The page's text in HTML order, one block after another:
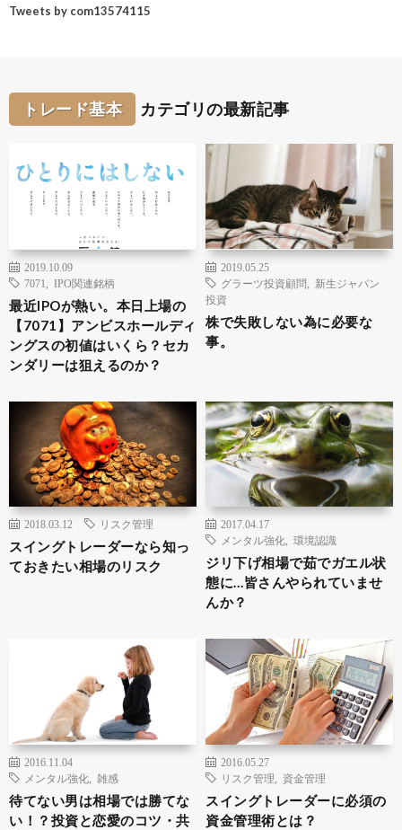
Tweets by com13574115
トレード基本 カテゴリの最新記事
2019.10.09
7071
IPO関連銘柄
最近IPOが熱い。本日上場の
【7071】アンビスホールディ
ングスの初値はいくら？セカ
ンダリーは狙えるのか？
2019.05.25
グラーツ投資顧問
新生ジャパン
投資
株で失敗しない為に必要な
事。
2018.03.12 リスク管理
スイングトレーダーなら知っ
ておきたい相場のリスク
2017.04.17
メンタル強化
環境認識
ジリ下げ相場で茹でガエル状
態に…皆さんやられていませ
んか？
2016.11.04
メンタル強化
雑感
待てない男は相場では勝てな
い！？投資と恋愛のコツ・共
2016.05.27
リスク管理
資金管理
スイングトレーダーに必須の
資金管理術とは？